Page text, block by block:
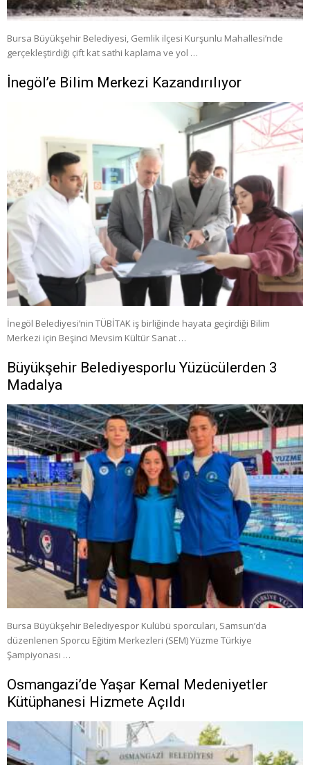
Bursa Büyükşehir Belediyesi, Gemlik ilçesi Kurşunlu Mahallesi’nde
gerçekleştirdiği çift kat sathi kaplama ve yol …
İnegöl’e Bilim Merkezi Kazandırılıyor
İnegöl Belediyesi’nin TÜBİTAK iş birliğinde hayata geçirdiği Bilim
Merkezi için Beşinci Mevsim Kültür Sanat …
Büyükşehir Belediyesporlu Yüzücülerden 3
Madalya
Bursa Büyükşehir Belediyespor Kulübü sporcuları, Samsun’da
düzenlenen Sporcu Eğitim Merkezleri (SEM) Yüzme Türkiye
Şampiyonası …
Osmangazi’de Yaşar Kemal Medeniyetler
Kütüphanesi Hizmete Açıldı